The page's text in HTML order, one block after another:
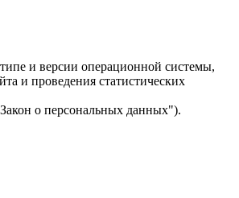
и версии операционной системы,
и проведения статистических
о персональных данных").